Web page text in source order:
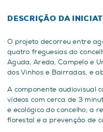
DESCRIÇÃO DA
O projeto decorreu entre
quatro freguesias do
Aguda, Areda, Campelo e
dos Vinhos e Bairradas, e
A componente audiovisual
vídeos com cerca de 3
e ecológico do concelho; a
florestal e a prevenção de